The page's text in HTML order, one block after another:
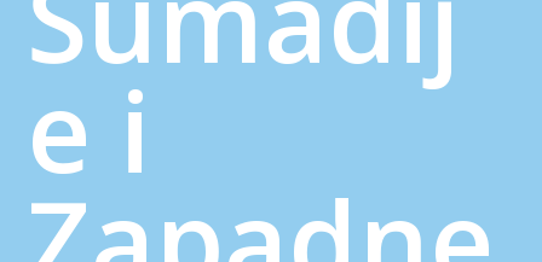
e i